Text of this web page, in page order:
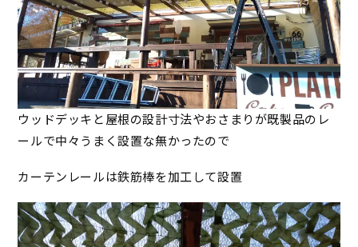
ウッドデッキと屋根の設計寸法やおさまりが既製品のレ
ールで中々うまく設置な無かったので
カーテンレールは鉄筋棒を加工して設置